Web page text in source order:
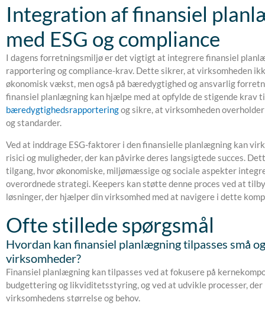
Integration af finansiel
med ESG og compliance
I dagens forretningsmiljø er det vigtigt at integrere finansiel
rapportering og compliance-krav. Dette sikrer, at virksomheden
økonomisk vækst, men også på bæredygtighed og ansvarlig
finansiel planlægning kan hjælpe med at opfylde de stigende krav
bæredygtighedsrapporteringog sikre, at virksomheden
og standarder.
Ved at inddrage ESG-faktorer i den finansielle planlægning kan
risici og muligheder, der kan påvirke deres langsigtede succes.
tilgang, hvor økonomiske, miljømæssige og sociale aspekter
overordnede strategi. Keepers kan støtte denne proces ved at
løsninger, der hjælper din virksomhed med at navigere i dette
Ofte stillede spørgsmål
Hvordan kan finansiel planlægning tilpasses små
virksomheder?
Finansiel planlægning kan tilpasses ved at fokusere på
budgettering og likviditetsstyring, og ved at udvikle processer,
virksomhedens størrelse og behov.